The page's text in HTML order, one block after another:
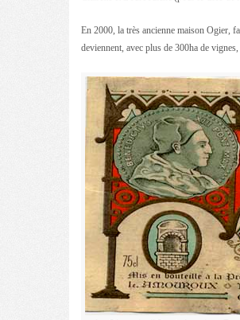
En 2000, la très ancienne maison Ogier,
deviennent, avec plus de 300ha de